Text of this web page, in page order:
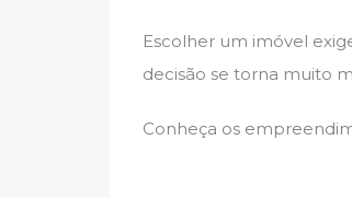
Escolher um imóvel
decisão se torna muito
Conheça os